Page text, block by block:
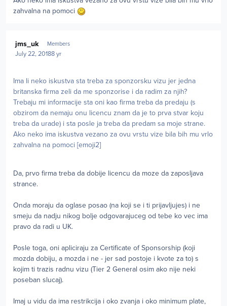
zahvalna na pomoci
jms_uk Members
July 22, 20188 yr
Ima li neko iskustva sta treba za sponzorsku vizu jer jedna
britanska firma zeli da me sponzorise i da radim za njih?
Trebaju mi informacije sta oni kao firma treba da predaju (s
obzirom da nemaju onu licencu znam da je to prva stvar koju
treba da urade) i sta posle ja treba da predam sa moje strane.
Ako neko ima iskustva vezano za ovu vrstu vize bila bih mu vrlo
zahvalna na pomoci [emoji2]
Da, prvo firma treba da dobije licencu da moze da zaposljava
strance.
Onda moraju da oglase posao (na koji se i ti prijavljujes) i ne
smeju da nadju nikog bolje odgovarajuceg od tebe ko vec ima
pravo da radi u UK.
Posle toga, oni apliciraju za Certificate of Sponsorship (koji
mozda dobiju, a mozda i ne - jer sad postoje i kvote za to) s
kojim ti trazis radnu vizu (Tier 2 General osim ako nije neki
poseban slucaj).
Imaj u vidu da ima restrikcija i oko zvanja i oko minimum plate,